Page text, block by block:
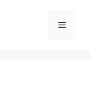
Menu